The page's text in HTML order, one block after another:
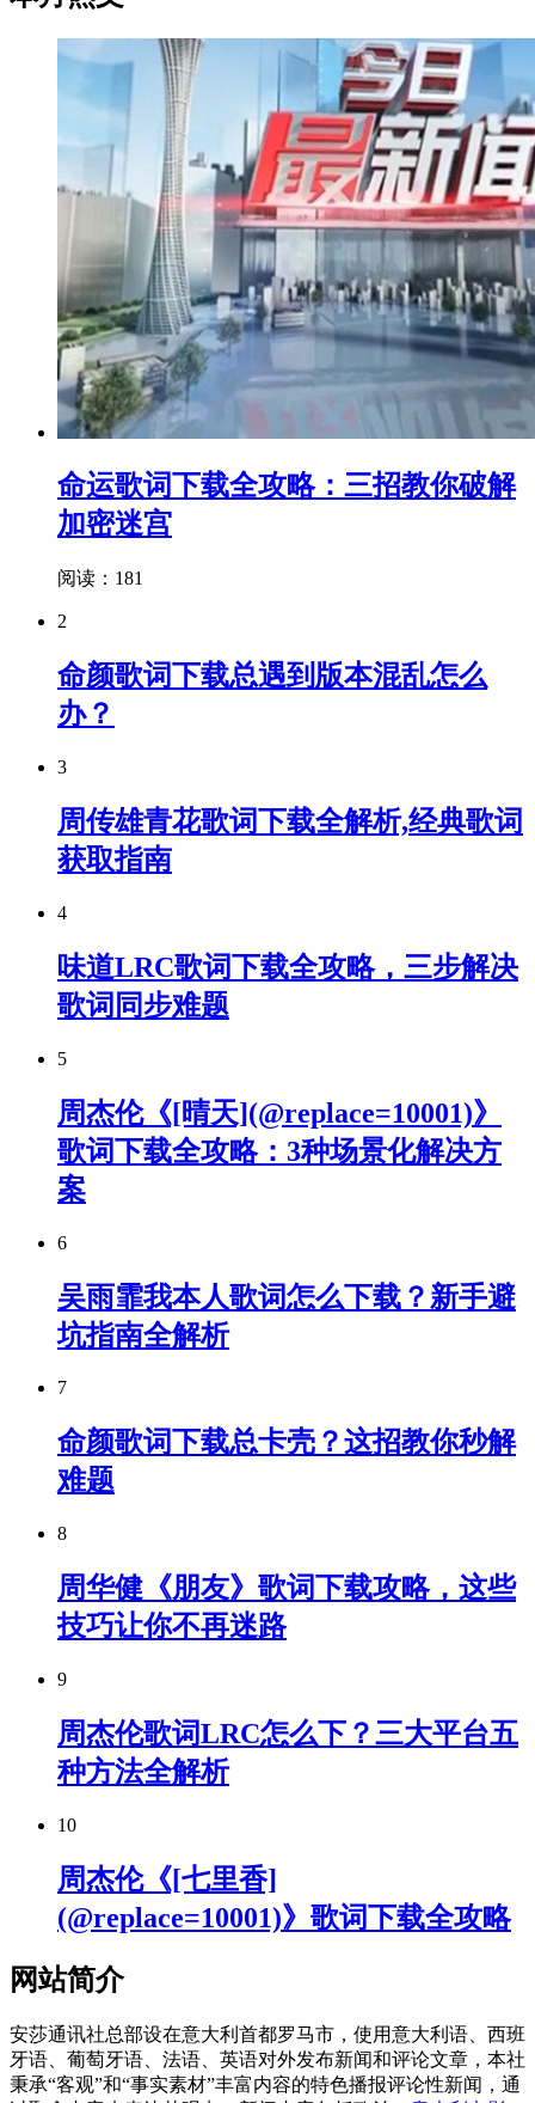
命运歌词下载全攻略：三招教你破解
加密迷宫
阅读：181
2
命颜歌词下载总遇到版本混乱怎么
办？
3
周传雄青花歌词下载全解析,经典歌词
获取指南
4
味道LRC歌词下载全攻略，三步解决
歌词同步难题
5
周杰伦《[晴天](@replace=10001)》
歌词下载全攻略：3种场景化解决方
案
6
吴雨霏我本人歌词怎么下载？新手避
坑指南全解析
7
命颜歌词下载总卡壳？这招教你秒解
难题
8
周华健《朋友》歌词下载攻略，这些
技巧让你不再迷路
9
周杰伦歌词LRC怎么下？三大平台五
种方法全解析
10
周杰伦《[七里香]
(@replace=10001)》歌词下载全攻略
网站简介
安莎通讯社总部设在意大利首都罗马市，使用意大利语、西班
牙语、葡萄牙语、法语、英语对外发布新闻和评论文章，本社
秉承“客观”和“事实素材”丰富内容的特色播报评论性新闻，通